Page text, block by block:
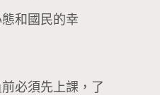
和國民的幸
必須先上課，了